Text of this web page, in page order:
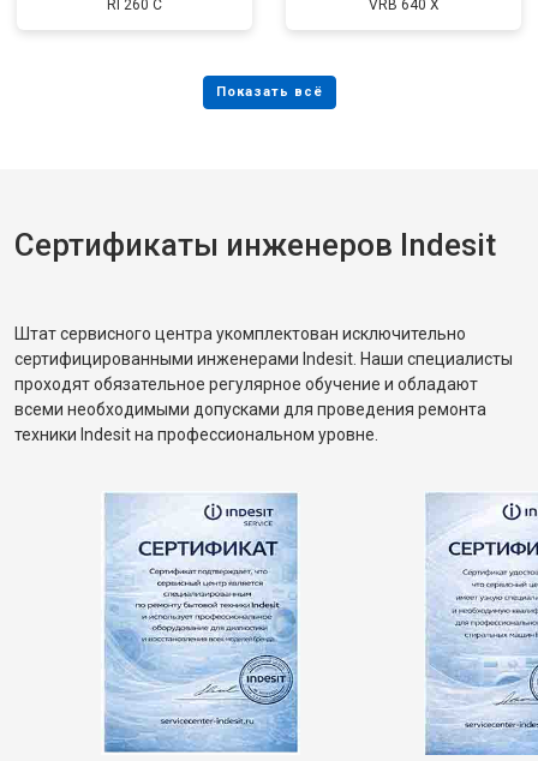
RI 260 C VRB 640 X
Сертификаты инженеров Indesit
Штат сервисного центра укомплектован исключительно
сертифицированными инженерами Indesit. Наши специалисты
проходят обязательное регулярное обучение и обладают
всеми необходимыми допусками для проведения ремонта
техники Indesit на профессиональном уровне.